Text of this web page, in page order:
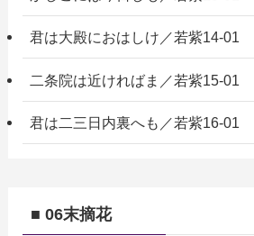
君は大殿におはしけ／若紫14-01
二条院は近ければま／若紫15-01
君は二三日内裏へも／若紫16-01
■ 06末摘花